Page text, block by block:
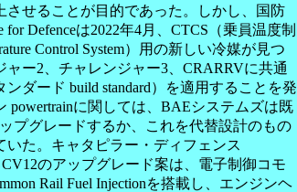
させることが目的であった。しかし、国防
for Defenceは2022年4月、CTCS（乗員温度制
Control System）用の新しい冷媒が見つ
ー2、チャレンジャー3、CRARRVに共通
ダード build standard）を適用することを発
powertrainに関しては、BAEシステムズは既
プグレードするか、これを代替設計のもの
いた。キャタピラー・ディフェンス
CV12のアップグレード案は、電子制御コモ
Rail Fuel Injectionを搭載し、エンジンヘ